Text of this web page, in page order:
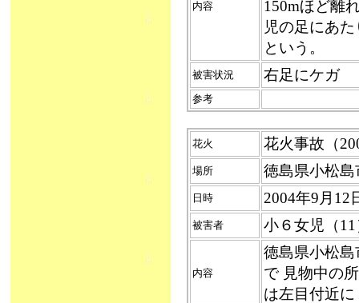
内容
150mほど離
児の足にあ
という。
被害状況 右足にケガ
参考
花火 花火事故（
場所 徳島県小松
日時 2004年9月
被害者 小６女児（11
内容
徳島県小松
で 見物中の
は左目付近